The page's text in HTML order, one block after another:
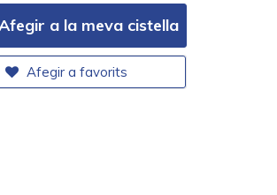
a la meva cistella
Afegir a favorits